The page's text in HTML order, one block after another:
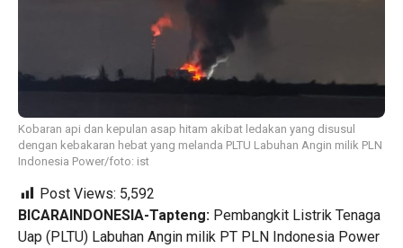
Kobaran api dan kepulan asap hitam akibat ledakan yang disusul
dengan kebakaran hebat yang melanda PLTU Labuhan Angin milik PLN
Indonesia Power/foto: ist
Post Views: 5,592
BICARAINDONESIA-Tapteng: Pembangkit Listrik Tenaga
Uap (PLTU) Labuhan Angin milik PT PLN Indonesia Power